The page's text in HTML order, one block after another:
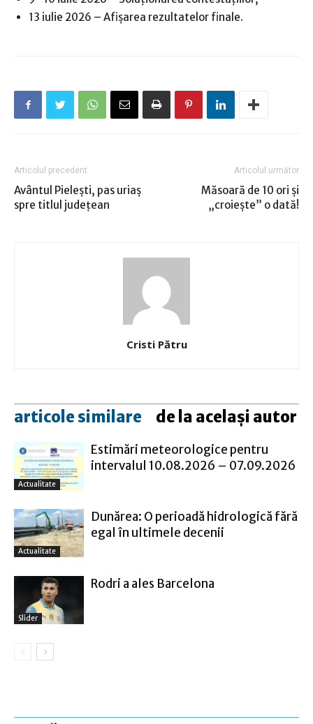
13 iulie 2026 – Afișarea rezultatelor finale.
Articolul precedent
Avântul Pieleşti, pas uriaş
spre titlul judeţean
Articolul următor
Măsoară de 10 ori şi
„croieşte” o dată!
Cristi Pătru
articole similare de la același autor
Actualitate
Estimări meteorologice pentru
intervalul 10.08.2026 – 07.09.2026
Actualitate
Dunărea: O perioadă hidrologică fără
egal în ultimele decenii
Slider
Rodri a ales Barcelona